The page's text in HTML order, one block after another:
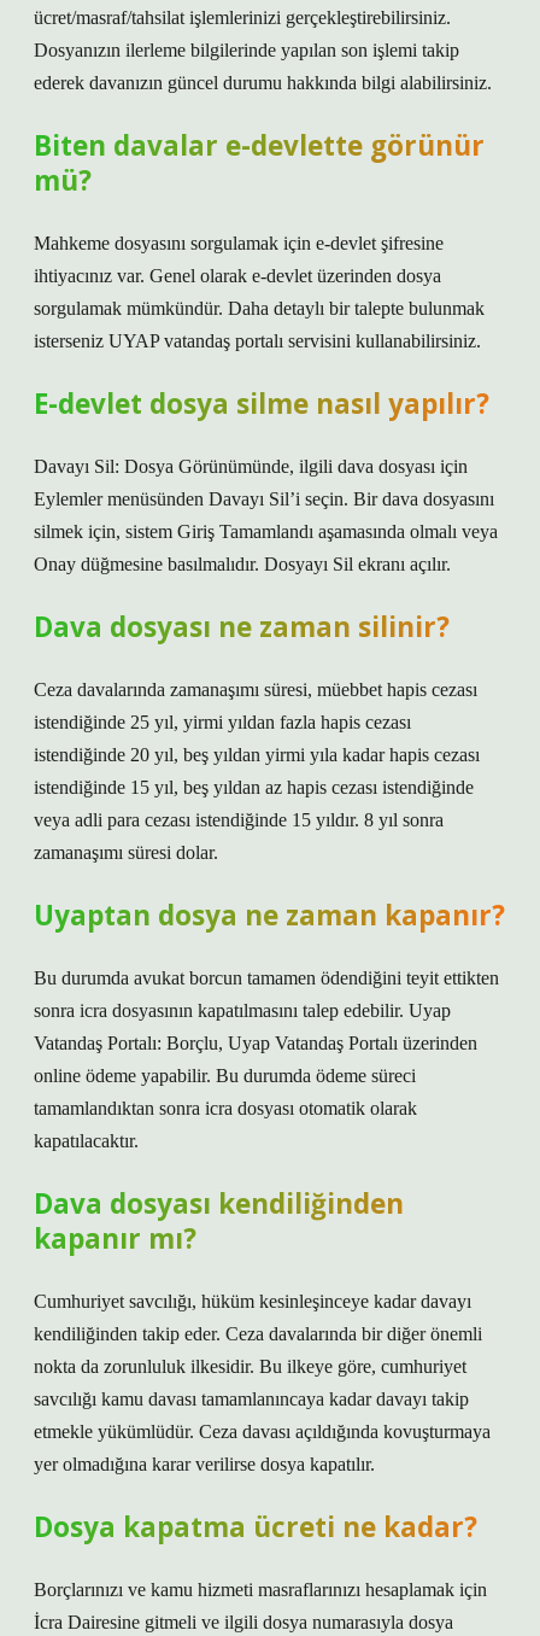
ücret/masraf/tahsilat işlemlerinizi gerçekleştirebilirsiniz.
Dosyanızın ilerleme bilgilerinde yapılan son işlemi takip
ederek davanızın güncel durumu hakkında bilgi alabilirsiniz.
Biten davalar e-devlette görünür
mü?
Mahkeme dosyasını sorgulamak için e-devlet şifresine
ihtiyacınız var. Genel olarak e-devlet üzerinden dosya
sorgulamak mümkündür. Daha detaylı bir talepte bulunmak
isterseniz UYAP vatandaş portalı servisini kullanabilirsiniz.
E-devlet dosya silme nasıl yapılır?
Davayı Sil: Dosya Görünümünde, ilgili dava dosyası için
Eylemler menüsünden Davayı Sil’i seçin. Bir dava dosyasını
silmek için, sistem Giriş Tamamlandı aşamasında olmalı veya
Onay düğmesine basılmalıdır. Dosyayı Sil ekranı açılır.
Dava dosyası ne zaman silinir?
Ceza davalarında zamanaşımı süresi, müebbet hapis cezası
istendiğinde 25 yıl, yirmi yıldan fazla hapis cezası
istendiğinde 20 yıl, beş yıldan yirmi yıla kadar hapis cezası
istendiğinde 15 yıl, beş yıldan az hapis cezası istendiğinde
veya adli para cezası istendiğinde 15 yıldır. 8 yıl sonra
zamanaşımı süresi dolar.
Uyaptan dosya ne zaman kapanır?
Bu durumda avukat borcun tamamen ödendiğini teyit ettikten
sonra icra dosyasının kapatılmasını talep edebilir. Uyap
Vatandaş Portalı: Borçlu, Uyap Vatandaş Portalı üzerinden
online ödeme yapabilir. Bu durumda ödeme süreci
tamamlandıktan sonra icra dosyası otomatik olarak
kapatılacaktır.
Dava dosyası kendiliğinden
kapanır mı?
Cumhuriyet savcılığı, hüküm kesinleşinceye kadar davayı
kendiliğinden takip eder. Ceza davalarında bir diğer önemli
nokta da zorunluluk ilkesidir. Bu ilkeye göre, cumhuriyet
savcılığı kamu davası tamamlanıncaya kadar davayı takip
etmekle yükümlüdür. Ceza davası açıldığında kovuşturmaya
yer olmadığına karar verilirse dosya kapatılır.
Dosya kapatma ücreti ne kadar?
Borçlarınızı ve kamu hizmeti masraflarınızı hesaplamak için
İcra Dairesine gitmeli ve ilgili dosya numarasıyla dosya